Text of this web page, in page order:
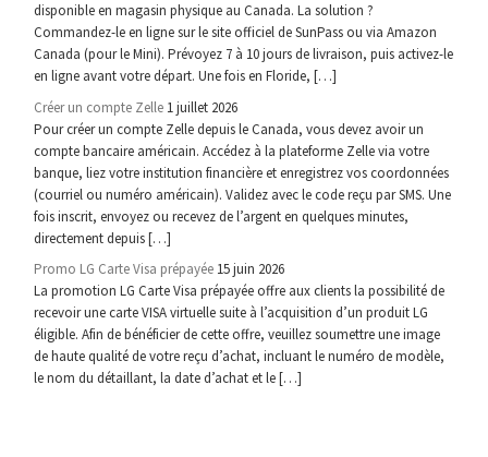
disponible en magasin physique au Canada. La solution ?
Commandez-le en ligne sur le site officiel de SunPass ou via Amazon
Canada (pour le Mini). Prévoyez 7 à 10 jours de livraison, puis activez-le
en ligne avant votre départ. Une fois en Floride, […]
Créer un compte Zelle 1 juillet 2026
Pour créer un compte Zelle depuis le Canada, vous devez avoir un
compte bancaire américain. Accédez à la plateforme Zelle via votre
banque, liez votre institution financière et enregistrez vos coordonnées
(courriel ou numéro américain). Validez avec le code reçu par SMS. Une
fois inscrit, envoyez ou recevez de l’argent en quelques minutes,
directement depuis […]
Promo LG Carte Visa prépayée 15 juin 2026
La promotion LG Carte Visa prépayée offre aux clients la possibilité de
recevoir une carte VISA virtuelle suite à l’acquisition d’un produit LG
éligible. Afin de bénéficier de cette offre, veuillez soumettre une image
de haute qualité de votre reçu d’achat, incluant le numéro de modèle,
le nom du détaillant, la date d’achat et le […]